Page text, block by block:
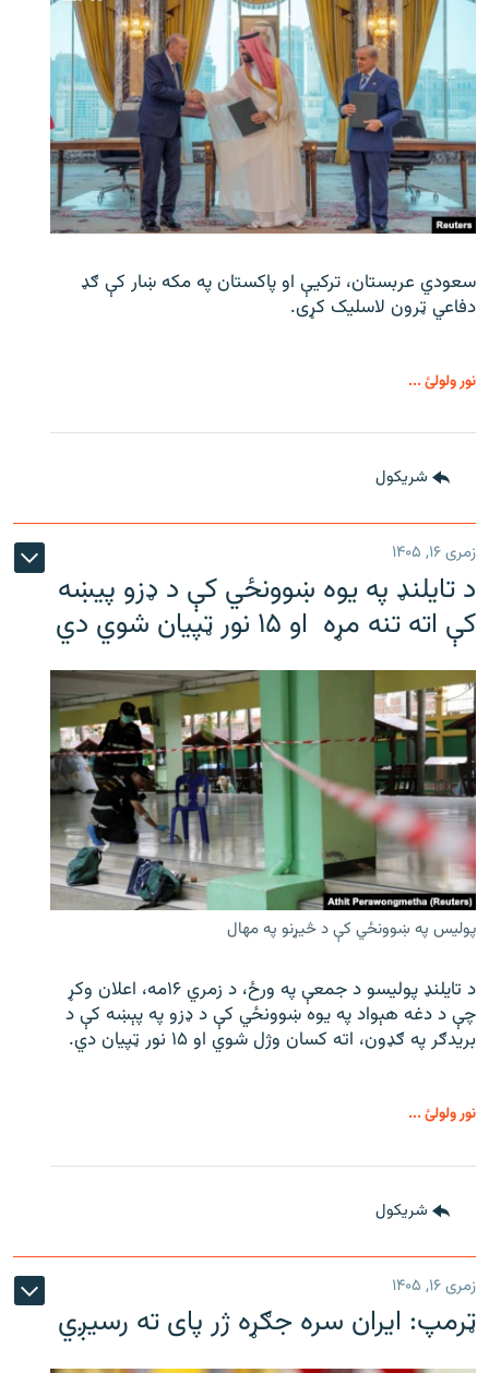
سعودي عربستان، ترکیې او پاکستان په مکه ښار کې ګډ
دفاعي ټرون لاسلیک کړی.
نور ولولئ ...
شريکول
زمری ۱۶, ۱۴۰۵
د تایلنډ په یوه ښوونځي کې د ډزو پیښه
کې اته تنه مړه او ۱۵ نور ټپیان شوي دي
پولیس په ښوونځي کې د څیړنو په مهال
د تایلنډ پولیسو د جمعې په ورځ، د زمري ۱۶مه، اعلان وکړ
چې د دغه هېواد په یوه ښوونځي کې د ډزو په پېښه کې د
بریدګر په ګډون، اته کسان وژل شوي او ۱۵ نور ټپیان دي.
نور ولولئ ...
شريکول
زمری ۱۶, ۱۴۰۵
ټرمپ: ایران سره جګړه ژر پای ته رسیږي